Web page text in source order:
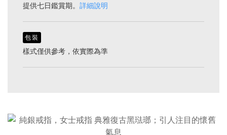
提供七日鑑賞期。 詳細說明
包裝
樣式僅供參考，依實際為準